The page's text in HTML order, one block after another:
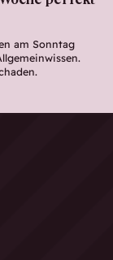
am Sonntag